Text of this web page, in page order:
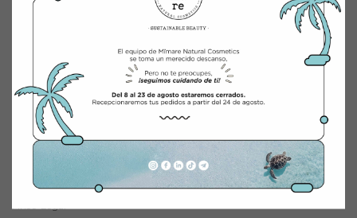
INTEGRACIÓN Y DISTRIBUCIÓN COSMÉTICA
Polígono Industrial Saprelorca, B/111
30817 Lorca (Murcia), España
www.mimarenaturalcosmetics.com
Teléfono:968 47 60 59
INFORMACIÓN
Política de envíos y devoluciones